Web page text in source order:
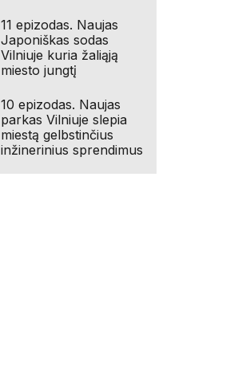
11 epizodas. Naujas
Japoniškas sodas
Vilniuje kuria žaliąją
miesto jungtį
10 epizodas. Naujas
parkas Vilniuje slepia
miestą gelbstinčius
inžinerinius sprendimus